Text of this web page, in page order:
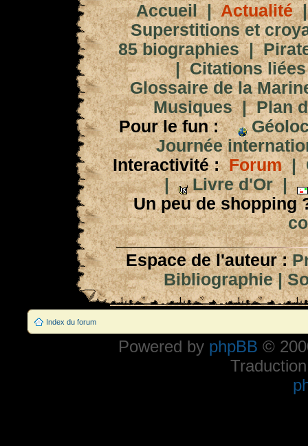
Accueil|Actualité
Superstitions et
85 biographies|
|Citations
Glossaire de la
Musiques|Plan
Pour le fun :
Journée
Interactivité : Forum|
|
Livre d'Or|
Un peu de shopping
Espace de l'auteur :
Bibliographie|
Index du forum
Powered by phpBB ©